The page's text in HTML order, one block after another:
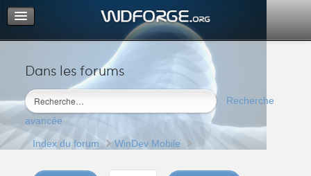
Dans les forums
Recherche
avancée
Portail
Index du forum
M’enregistrer
Connexion
Index du forum WinDev Mobile